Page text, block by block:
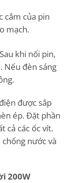
cắm của pin
mạch.
Sau khi nối pin,
Nếu đèn sáng
được sắp
ép. Đặt phần
cả các ốc vít.
nước và
200W